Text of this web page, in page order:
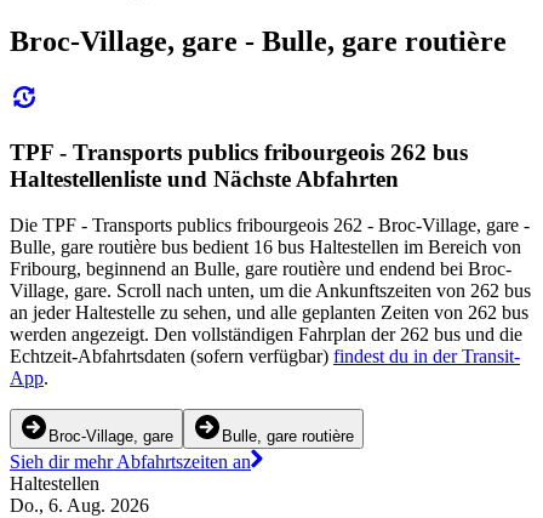
Broc-Village, gare - Bulle, gare routière
TPF - Transports publics fribourgeois 262 bus
Haltestellenliste und Nächste Abfahrten
Die TPF - Transports publics fribourgeois 262 - Broc-Village, gare -
Bulle, gare routière bus bedient 16 bus Haltestellen im Bereich von
Fribourg, beginnend an Bulle, gare routière und endend bei Broc-
Village, gare. Scroll nach unten, um die Ankunftszeiten von 262 bus
an jeder Haltestelle zu sehen, und alle geplanten Zeiten von 262 bus
werden angezeigt. Den vollständigen Fahrplan der 262 bus und die
Echtzeit-Abfahrtsdaten (sofern verfügbar) findest du in der Transit-
App.
Broc-Village, gare Bulle, gare routière
Sieh dir mehr Abfahrtszeiten an
Haltestellen
Do., 6. Aug. 2026